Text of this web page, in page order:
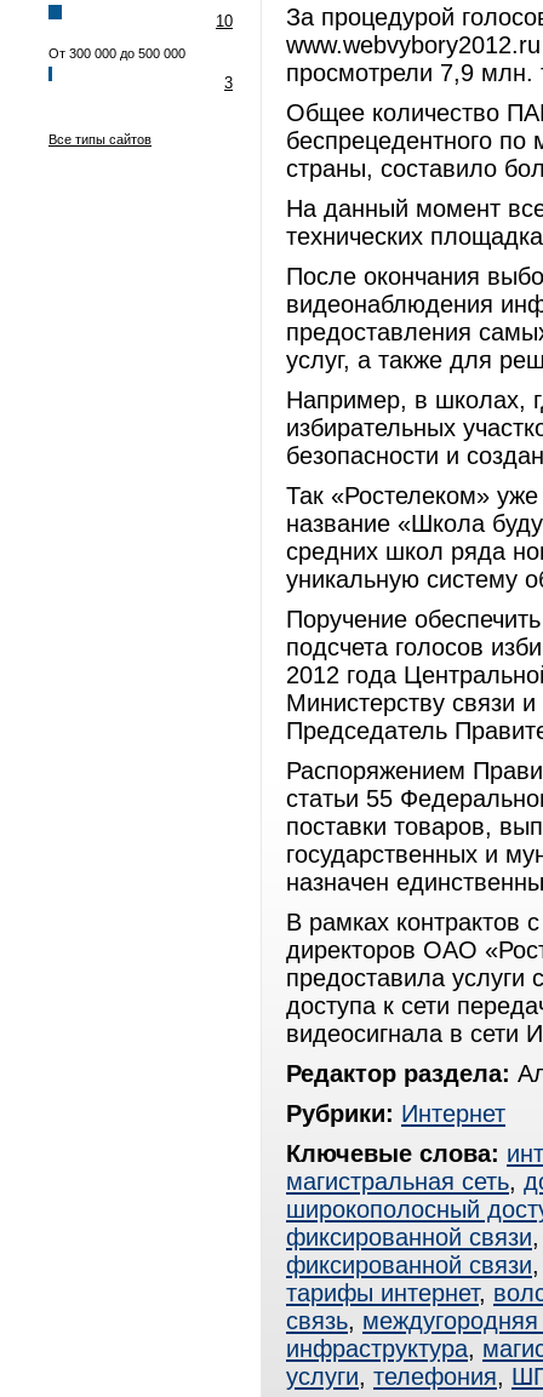
10
От 300 000 до 500 000
3
Все типы сайтов
За процедурой
просмотрели 7,9 млн.
Общее количество
беспрецедентного по
страны, составило
На данный момент
технических
После окончания
видеонаблюдения
предоставления
услуг, а также для
Например, в школах,
избирательных
безопасности и
Так «Ростелеком»
название «Школа
средних школ ряда
уникальную систему
Поручение
подсчета голосов
2012 года
Министерству связи
Председатель
Распоряжением
статьи 55
поставки товаров,
государственных и
назначен
В рамках контрактов
директоров ОАО
предоставила услуги
доступа к сети
видеосигнала в сети
Редактор раздела:
Рубрики: Интернет
Ключевые слова:
магистральная сеть,
широкополосный
фиксированной связи
фиксированной связи
тарифы интернет,
связь, междугородняя
инфраструктура,
услуги, телефония,